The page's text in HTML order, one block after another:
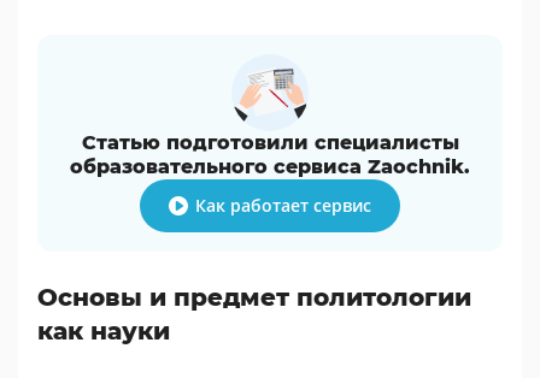
Статью подготовили специалисты
образовательного сервиса Zaochnik.
Как работает сервис
Основы и предмет политологии
как науки